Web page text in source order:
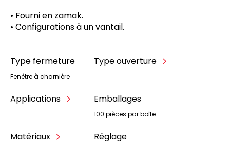
• Fourni en zamak.
• Configurations à un vantail.
Type fermeture
Fenêtre à charnière
Type ouverture
Applications Emballages
100 pièces par boîte
Matériaux Réglage